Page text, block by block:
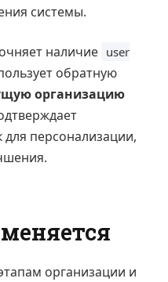
системы.
наличие user
обратную
организацию
для персонализации,
организации и